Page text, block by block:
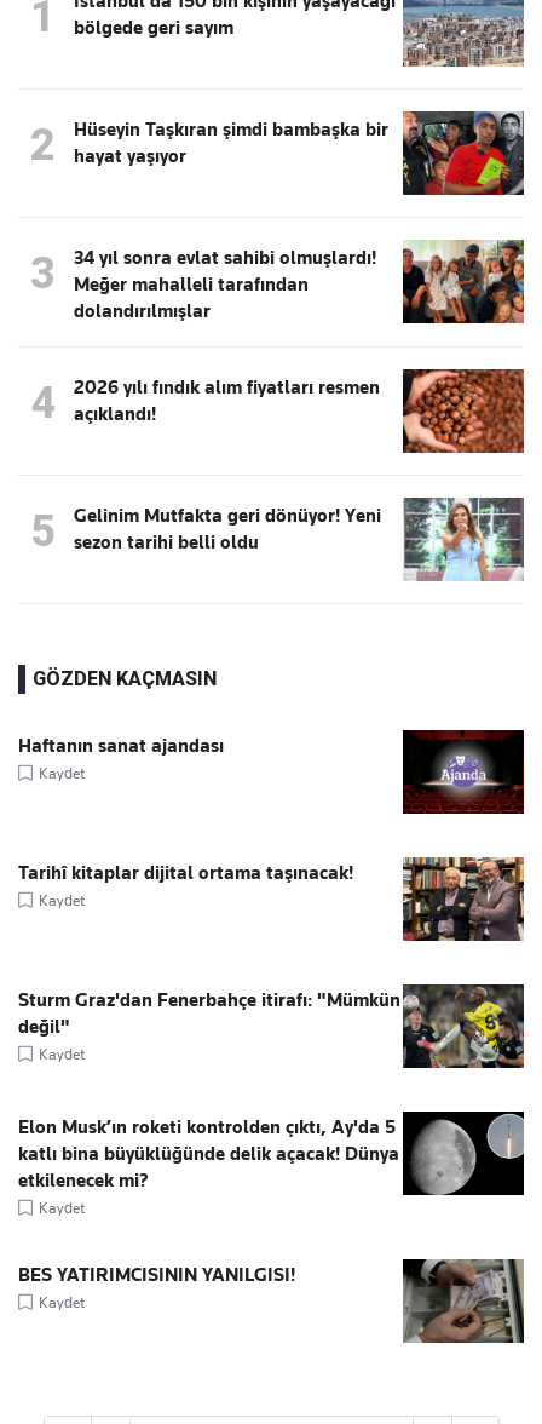
1
bölgede geri sayım
2
Hüseyin Taşkıran şimdi bambaşka bir
hayat yaşıyor
3
34 yıl sonra evlat sahibi olmuşlardı!
Meğer mahalleli tarafından
dolandırılmışlar
4
2026 yılı fındık alım fiyatları resmen
açıklandı!
5
Gelinim Mutfakta geri dönüyor! Yeni
sezon tarihi belli oldu
GÖZDEN KAÇMASIN
Haftanın sanat ajandası
Kaydet
Tarihî kitaplar dijital ortama taşınacak!
Kaydet
Sturm Graz'dan Fenerbahçe itirafı: "Mümkün
değil"
Kaydet
Elon Musk’ın roketi kontrolden çıktı, Ay'da 5
katlı bina büyüklüğünde delik açacak! Dünya
etkilenecek mi?
Kaydet
BES YATIRIMCISININ YANILGISI!
Kaydet